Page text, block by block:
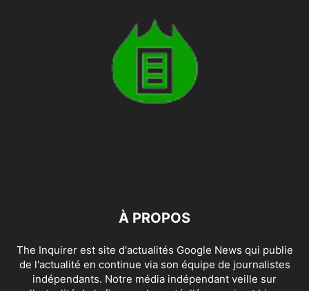
À PROPOS
The Inquirer est site d'actualités Google News qui publie
de l'actualité en continue via son équipe de journalistes
indépendants. Notre média indépendant veille sur